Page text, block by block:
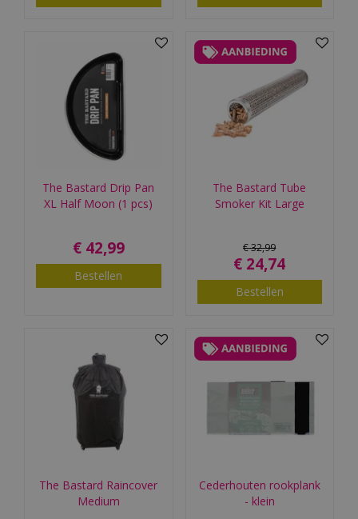
The Bastard Drip Pan
XL Half Moon (1 pcs)
€ 42,99
Bestellen
The Bastard Tube
Smoker Kit Large
€32,99
€ 24,74
Bestellen
The Bastard Raincover
Medium
Cederhouten rookplank
- klein